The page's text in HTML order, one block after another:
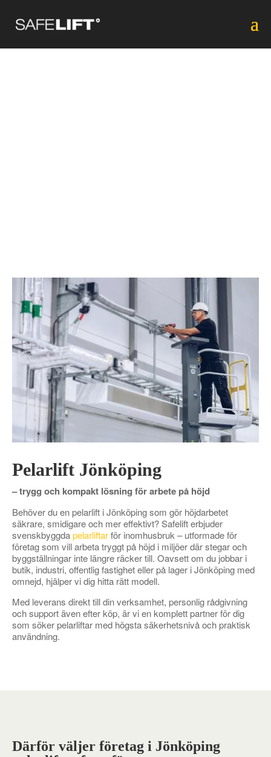
Pelarlift Jönköping
– trygg och kompakt lösning för arbete på höjd
Behöver du en pelarlift i Jönköping som gör höjdarbetet
säkrare, smidigare och mer effektivt? Safelift erbjuder
svenskbyggdapelarliftarför inomhusbruk – utformade för
företag som vill arbeta tryggt på höjd i miljöer där stegar och
byggställningar inte längre räcker till. Oavsett om du jobbar i
butik, industri, offentlig fastighet eller på lager i Jönköping med
omnejd, hjälper vi dig hitta rätt modell.
Med leverans direkt till din verksamhet, personlig rådgivning
och support även efter köp, är vi en komplett partner för dig
som söker pelarliftar med högsta säkerhetsnivå och praktisk
användning.
Därför väljer företag i Jönköping